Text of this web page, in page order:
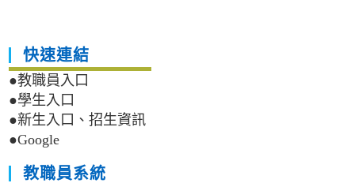
快速連結
●教職員入口
●學生入口
●新生入口、招生資訊
●Google
教職員系統